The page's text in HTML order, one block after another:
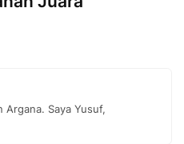
Argana. Saya Yusuf,